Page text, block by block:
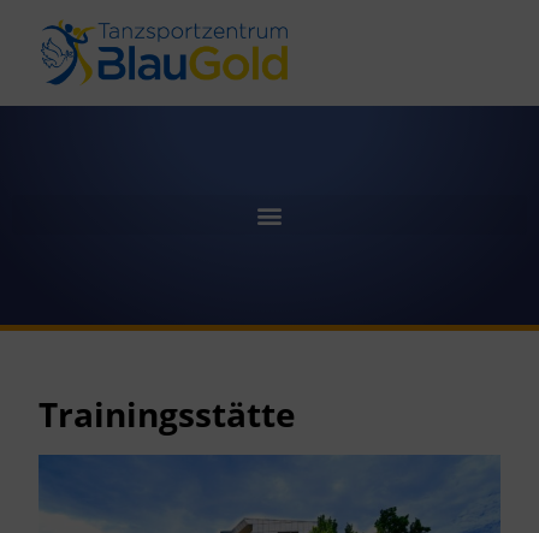
Trainingsstätte